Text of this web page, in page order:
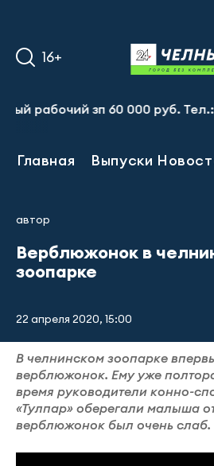
16+
зп 60 000 руб. Тел.:8-
Главная Выпуски
автор
Верблюжонок в
зоопарке
22 апреля 2020, 15:00
В челнинском зоопарке
верблюжонок. Ему уже
время руководители конно-
«Тулпар» оберегали малыша
верблюжонок был очень